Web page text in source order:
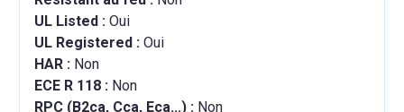
UL Listed : Oui
UL Registered : Oui
HAR : Non
ECE R 118 : Non
RPC (B2ca, Cca, Eca...) : Non